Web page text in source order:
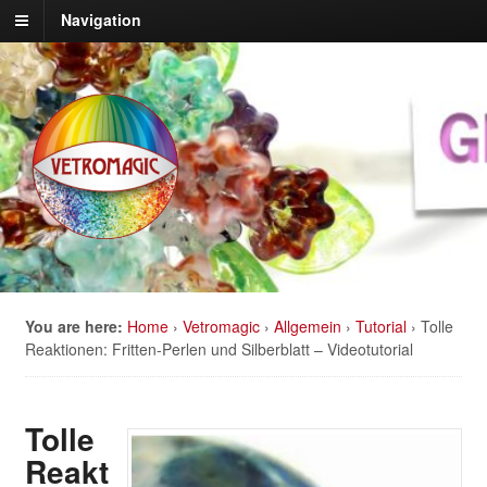
Navigation
You are here: Home › Vetromagic › Allgemein › Tutorial › Tolle
Reaktionen: Fritten-Perlen und Silberblatt – Videotutorial
Tolle
Reakt